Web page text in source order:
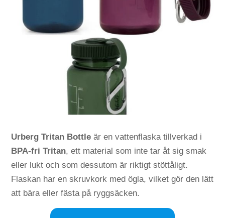
Urberg Tritan Bottle är en vattenflaska tillverkad i
BPA-fri Tritan, ett material som inte tar åt sig smak
eller lukt och som dessutom är riktigt stöttåligt.
Flaskan har en skruvkork med ögla, vilket gör den lätt
att bära eller fästa på ryggsäcken.